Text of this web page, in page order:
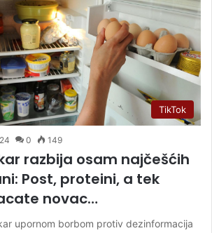
TikTok
0 149
razbija osam najčešćih
Post, proteini, a tek
novac…
upornom borbom protiv dezinformacija